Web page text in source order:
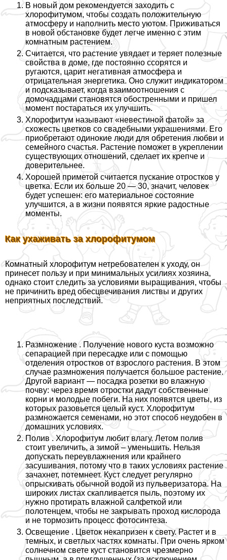
В новый дом рекомендуется заходить с
хлорофитумом, чтобы создать положительную
атмосферу и наполнить место уютом. Приживаться
в новой обстановке будет легче именно с этим
комнатным растением.
Считается, что растение увядает и теряет полезные
свойства в доме, где постоянно ссорятся и
ругаются, царит негативная атмосфера и
отрицательная энергетика. Оно служит индикатором
и подсказывает, когда взаимоотношения с
домочадцами становятся обостренными и пришел
момент постараться их улучшить.
Хлорофитум называют «невестиной фатой» за
схожесть цветков со свадебными украшениями. Его
приобретают одинокие люди для обретения любви и
семейного счастья. Растение поможет в укреплении
существующих отношений, сделает их крепче и
доверительнее.
Хорошей приметой считается пускание отростков у
цветка. Если их больше 20 — 30, значит, человек
будет успешен: его материальное состояние
улучшится, а в жизни появятся яркие радостные
моменты.
Как ухаживать за хлорофитумом
Комнатный хлорофитум нетребователен к уходу, он
принесет пользу и при минимальных усилиях хозяина,
однако стоит следить за условиями выращивания, чтобы
не причинить вред обесцвечивания листвы и других
неприятных последствий.
Размножение . Получение нового куста возможно
сепарацией при пересадке или с помощью
отделения отростков от взрослого растения. В этом
случае размножения получается большое растение.
Другой вариант — посадка розетки во влажную
почву: через время отростки дадут собственные
корни и молодые побеги. На них появятся цветы, из
которых разовьется целый куст. Хлорофитум
размножается семенами, но этот способ неудобен в
домашних условиях.
Полив . Хлорофитум любит влагу. Летом полив
стоит увеличить, а зимой – уменьшить. Нельзя
допускать переувлажнения или крайнего
засушивания, потому что в таких условиях растение
зачахнет, потемнеет. Куст следует регулярно
опрыскивать обычной водой из пульверизатора. На
широких листах скапливается пыль, поэтому их
нужно протирать влажной салфеткой или
полотенцем, чтобы не закрывать проход кислорода
и не тормозить процесс фотосинтеза.
Освещение . Цветок некапризен к свету. Растет и в
темных, и светлых частях комнаты. При очень ярком
солнечном свете куст становится чрезмерно